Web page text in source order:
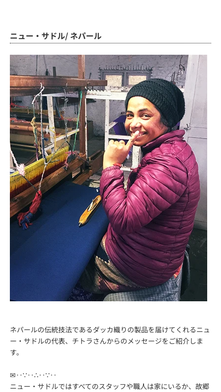
ニュー・サドル/ ネパール
ネパールの伝統技法であるダッカ織りの製品を届けてくれるニュ
ー・サドルの代表、チトラさんからのメッセージをご紹介しま
す。
✉‥∵‥∴‥∵‥
ニュー・サドルではすべてのスタッフや職人は家にいるか、故郷